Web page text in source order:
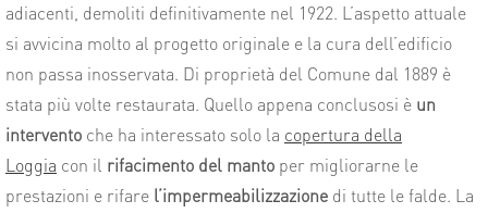
adiacenti, demoliti definitivamente nel 1922. L’aspetto attuale
si avvicina molto al progetto originale e la cura dell’edificio
non passa inosservata. Di proprietà del Comune dal 1889 è
stata più volte restaurata. Quello appena conclusosi è un
intervento che ha interessato solo la copertura della
Loggia con il rifacimento del manto per migliorarne le
prestazioni e rifare l’impermeabilizzazione di tutte le falde. La